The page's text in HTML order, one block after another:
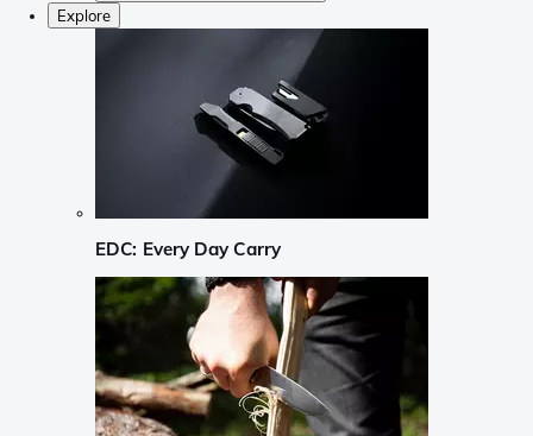
Explore
EDC: Every Day Carry